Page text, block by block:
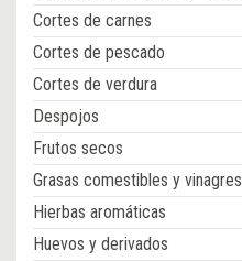
Cortes de carnes
Cortes de pescado
Cortes de verdura
Despojos
Frutos secos
Grasas comestibles y vinagres
Hierbas aromáticas
Huevos y derivados